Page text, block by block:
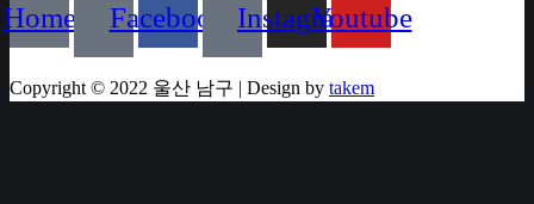
Home Facebook InstagramYoutube
Copyright © 2022 울산 남구 | Design by takem